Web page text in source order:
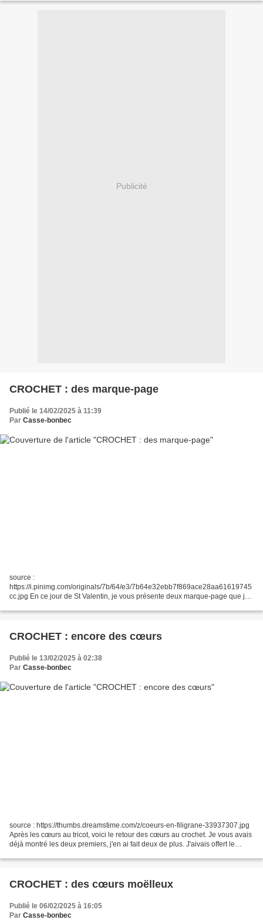
me...
Publicité
CROCHET : des marque-page
Publié le 14/02/2025 à 11:39
Par Casse-bonbec
source :
https://i.pinimg.com/originals/7b/64/e3/7b64e32ebb7f869ace28aa61619745
cc.jpg En ce jour de St Valentin, je vous présente deux marque-page que je
internet et j'ai fait...
CROCHET : encore des cœurs
Publié le 13/02/2025 à 02:38
Par Casse-bonbec
source : https://thumbs.dreamstime.com/z/coeurs-en-filigrane-33937307.jpg
Après les cœurs au tricot, voici le retour des cœurs au crochet. Je vous avais
déjà montré les deux premiers, j'en ai fait deux de plus. J'aivais offert le
CROCHET : des cœurs moëlleux
Publié le 06/02/2025 à 16:05
Par Casse-bonbec